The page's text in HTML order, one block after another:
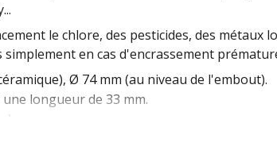
le chlore, des pesticides, des métaux
en cas d'encrassement
Ø 74 mm (au niveau de l'embout).
longueur de 33 mm.